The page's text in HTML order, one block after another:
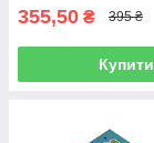
355,50 ₴ 395 ₴
Купити